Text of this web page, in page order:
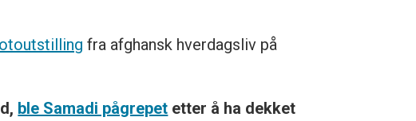
fra afghansk hverdagsliv på
ble Samadi pågrepet etter å ha dekket